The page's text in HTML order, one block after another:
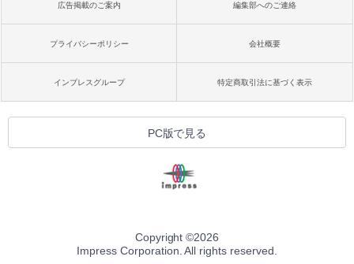
広告掲載のご案内 編集部へのご連絡
プライバシーポリシー 会社概要
インプレスグループ 特定商取引法に基づく表示
PC版で見る
Copyright ©2026
Impress Corporation. All rights reserved.